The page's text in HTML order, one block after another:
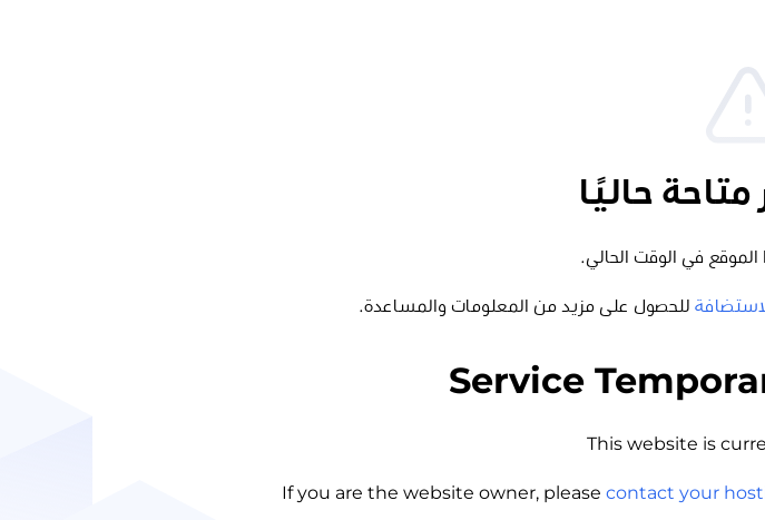
متاحة حاليًا
الموقع في الوقت الحالي.
للحصول على مزيد من المعلومات والمساعدة.
Service
This website is
If you are the website owner, please contact your